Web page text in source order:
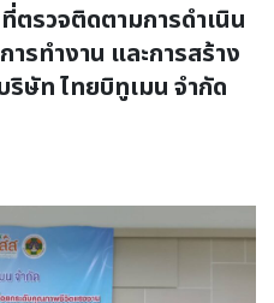
รวจติดตามการดำเนิน
รทำงาน และการสร้าง
ริษัท ไทยบิทูเมน จํากัด